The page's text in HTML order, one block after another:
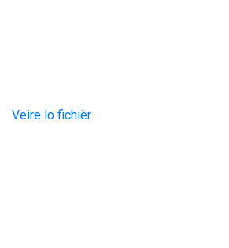
Veire lo fichièr